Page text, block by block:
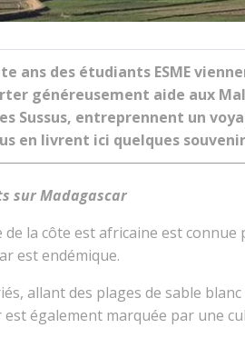
ans des étudiants ESME
généreusement aide aux
Sussus, entreprennent un
en livrent ici quelques
sur Madagascar
de la côte est africaine est
est endémique.
allant des plages de sable
est également marquée par une